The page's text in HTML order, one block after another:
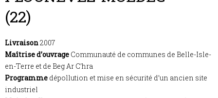
(22)
Livraison2007
Maîtrise d’ouvrage Communauté de communes de Belle-Isle-
en-Terre et de Beg Ar C’hra
Programme dépollution et mise en sécurité d’un ancien site
industriel